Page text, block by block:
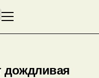
дождливая